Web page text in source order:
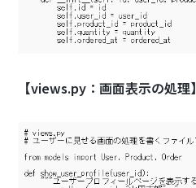
【views.py：画面表示の処理】